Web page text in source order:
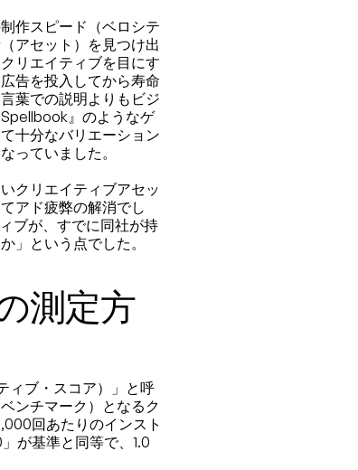
作スピード（ベロシテ
アセット）を見つけ出
リエイティブを目にす
告を投入してから寿命
葉での説明よりもビジ
』のようなゲ
十分なバリエーション
っていました。
クリエイティブアセッ
アド疲弊の解消でし
ブが、すでに同社が持
」という点でした。
測定方
ィブ・スコア）」と呼
ンチマーク）となるク
回あたりのインスト
が基準と同等で、1.0